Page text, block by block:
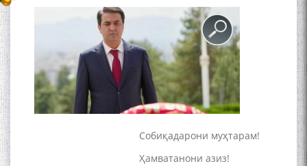
Собиқадарони муҳтарам!
Ҳамватанони азиз!
МАВЛОНО ҶАЛОЛИДДИНИ
БАЛХӢ БУЗУРГТАРИН
МУТАФАККИР ВА ОРИФИ
ЗАБОНУ АДАБИ ТОҶИК
به عبارت دیگر: گفتگو با مومن
قناعت Mumin Qanoat